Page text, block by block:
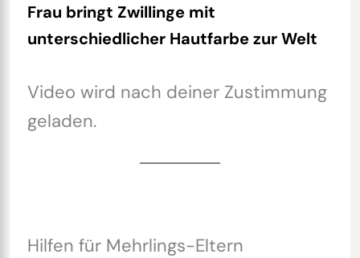
Frau bringt Zwillinge mit
unterschiedlicher Hautfarbe zur Welt
Video wird nach deiner Zustimmung
geladen.
Hilfen für Mehrlings-Eltern